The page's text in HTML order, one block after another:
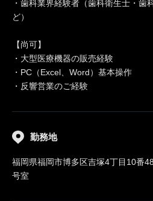
・歯科業界経験者（歯科衛生士・歯
ど）
【尚可】
・大型医療機器の販売経験
・PC（Excel、Word）基本操作
・反響営業のご経験
勤務地
福岡県福岡市博多区吉塚4丁目10番
号室